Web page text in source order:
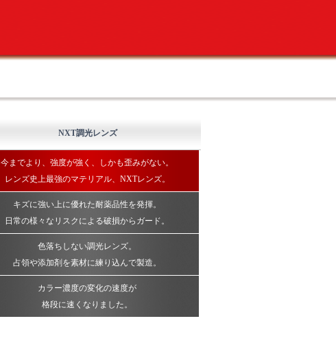
NXT調光レンズ
今までより、強度が強く、しかも歪みがない。
レンズ史上最強のマテリアル、NXTレンズ。
キズに強い上に優れた耐薬品性を発揮。
日常の様々なリスクによる破損からガード。
色落ちしない調光レンズ。
占領や添加剤を素材に練り込んで製造。
カラー濃度の変化の速度が
格段に速くなりました。